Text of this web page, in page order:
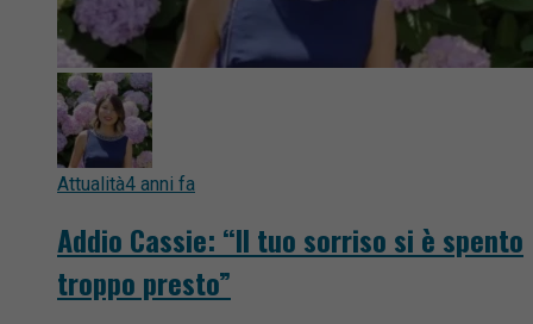
Attualità4 anni fa
Addio Cassie: “Il tuo sorriso si è spento
troppo presto”